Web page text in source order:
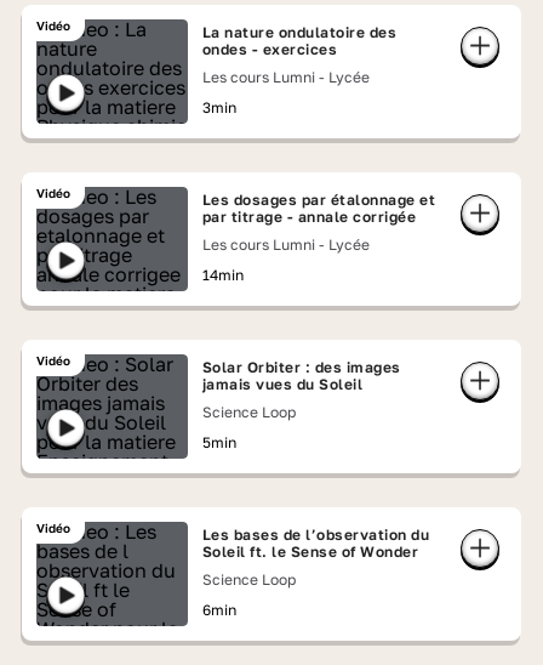
Vidéo
La nature ondulatoire des
ondes - exercices
Les cours Lumni - Lycée
3min
Vidéo
Les dosages par étalonnage et
par titrage - annale corrigée
Les cours Lumni - Lycée
14min
Vidéo
Solar Orbiter : des images
jamais vues du Soleil
Science Loop
5min
Vidéo
Les bases de l’observation du
Soleil ft. le Sense of Wonder
Science Loop
6min